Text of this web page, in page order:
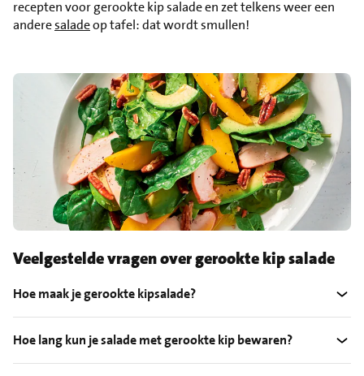
recepten voor gerookte kip salade en zet telkens weer een
anderesaladeop tafel: dat wordt smullen!
Veelgestelde vragen over gerookte kip salade
Hoe maak je gerookte kipsalade?
Hoe lang kun je salade met gerookte kip bewaren?